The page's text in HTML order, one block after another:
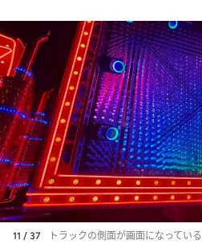
11 / 37 トラックの側面が画面になっている